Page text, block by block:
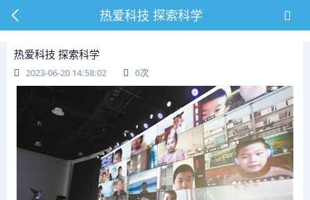
热爱科技 探索科学
热爱科技 探索科学
2023-06-20 14:58:02 0次